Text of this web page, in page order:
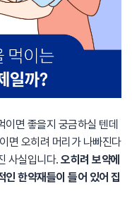
면 좋을지 궁금하실 텐데
면 오히려 머리가 나빠진다
사실입니다. 오히려 보약에
인 한약재들이 들어 있어 집